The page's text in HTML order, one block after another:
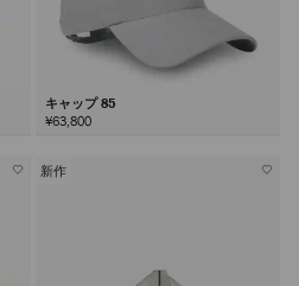
キャップ 85
¥63,800
新作